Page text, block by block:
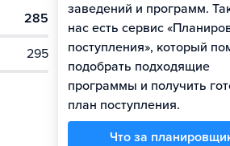
285
295
заведений и программ.
нас есть сервис
поступления», который
подобрать подходящие
программы и получить
план поступления.
Что за